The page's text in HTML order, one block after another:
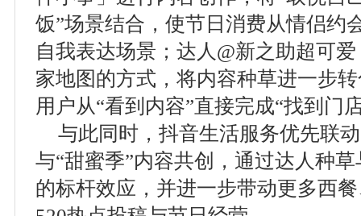
饭”场景结合，使节日消费从情侣约
自我表达场景；达人@新之助超可
家地图的方式，将内容种草进一步
用户从“看到内容”直接完成“找到门
与此同时，抖音生活服务优先联
与“甜蜜季”内容共创，通过达人种
的标杆效应，并进一步带动更多西